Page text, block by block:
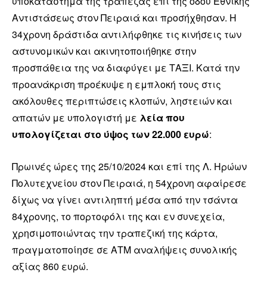
Αντιστάσεως στον Πειραιά και προσήχθησαν. Η
34χρονη δράστιδα αντιλήφθηκε τις κινήσεις των
αστυνομικών και ακινητοποιήθηκε στην
προσπάθεια της να διαφύγει με ΤΑΞΙ. Κατά την
προανάκριση προέκυψε η εμπλοκή τους στις
ακόλουθες περιπτώσεις κλοπών, ληστειών και
απατών με υπολογιστή με λεία που
υπολογίζεται στο ύψος των 22.000 ευρώ:
Πρωινές ώρες της 25/10/2024 και επί της Λ. Ηρώων
Πολυτεχνείου στον Πειραιά, η 54χρονη αφαίρεσε
δίχως να γίνει αντιληπτή μέσα από την τσάντα
84χρονης, το πορτοφόλι της και εν συνεχεία,
χρησιμοποιώντας την τραπεζική της κάρτα,
πραγματοποίησε σε ΑΤΜ αναλήψεις συνολικής
αξίας 860 ευρώ.